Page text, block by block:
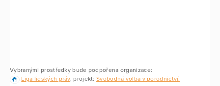
Vybranými prostředky bude podpořena organizace:
Liga lidských práv, projekt:Svobodná volba v porodnictví.